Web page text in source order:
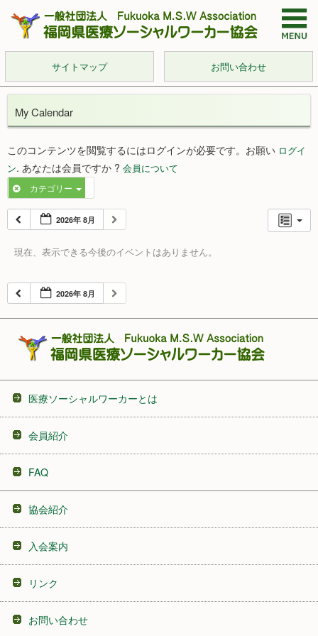
サイトマップ お問い合わせ
My Calendar
このコンテンツを閲覧するにはログインが必要です。お願い ログイ
ン. あなたは会員ですか ? 会員について
カテゴリー
2026年 8月
現在、表示できる今後のイベントはありません。
2026年 8月
医療ソーシャルワーカーとは
会員紹介
FAQ
協会紹介
入会案内
リンク
お問い合わせ